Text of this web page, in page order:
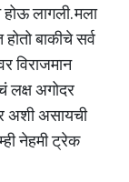
लागली. मला
बाकीचे सर्व
विराजमान
लक्ष अगोदर
अशी असायची
नेहमी ट्रेक